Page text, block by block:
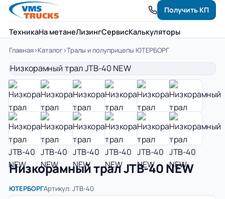
ТехникаНа метанеЛизингСервисКалькуляторы
Получить КП
Главная›Каталог›Тралы и полуприцепы ЮТЕРБОРГ
Низкорамный трал JTB-40 NEW
ЮТЕРБОРГАртикул: JTB-40